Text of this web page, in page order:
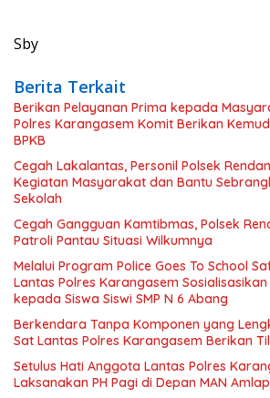
Sby
Berita Terkait
Berikan Pelayanan Prima kepada
Polres Karangasem Komit Berikan
BPKB
Cegah Lakalantas, Personil Polsek
Kegiatan Masyarakat dan Bantu
Sekolah
Cegah Gangguan Kamtibmas, Polsek
Patroli Pantau Situasi Wilkumnya
Melalui Program Police Goes To School
Lantas Polres Karangasem
kepada Siswa Siswi SMP N 6 Abang
Berkendara Tanpa Komponen yang
Sat Lantas Polres Karangasem Berikan
Setulus Hati Anggota Lantas Polres
Laksanakan PH Pagi di Depan MAN